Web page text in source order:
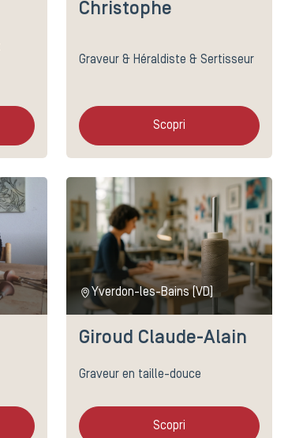
Christophe
Graveur & Héraldiste & Sertisseur
Scopri
Yverdon-les-Bains (VD)
Giroud Claude-Alain
Graveur en taille-douce
Scopri